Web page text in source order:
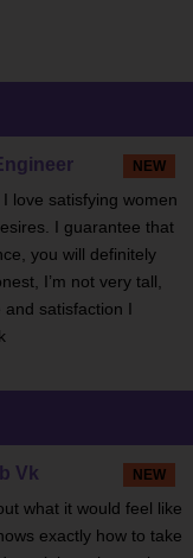
NEW
love satisfying women
I guarantee that
you will definitely
I’m not very tall,
satisfaction I
NEW
Vk
what it would feel like
exactly how to take